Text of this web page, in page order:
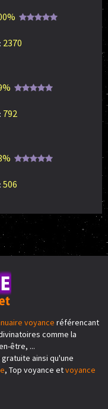
2370
792
506
voyance référencant
comme la
être, ...
ainsi qu'une
, Top voyance etvoyance